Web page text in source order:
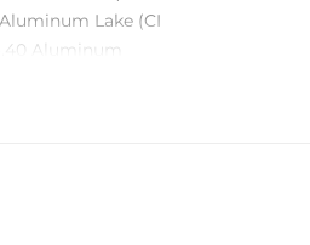
Lake (CI
Aluminum